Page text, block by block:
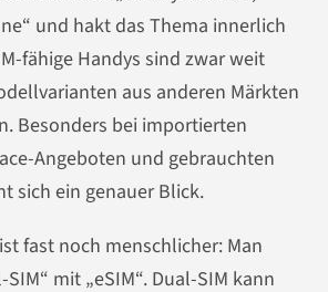
und hakt das Thema innerlich
fähige Handys sind zwar weit
aus anderen Märkten
Besonders bei importierten
Angeboten und gebrauchten
sich ein genauer Blick.
fast noch menschlicher: Man
mit „eSIM“. Dual-SIM kann